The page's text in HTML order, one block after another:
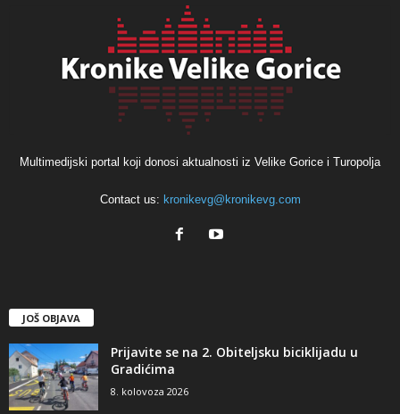
Multimedijski portal koji donosi aktualnosti iz Velike Gorice i Turopolja
Contact us: kronikevg@kronikevg.com
JOŠ OBJAVA
Prijavite se na 2. Obiteljsku biciklijadu u
Gradićima
8. kolovoza 2026